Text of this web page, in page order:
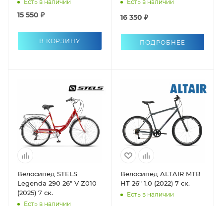
Есть в наличии
15 550 ₽
В КОРЗИНУ
Есть в наличии
16 350 ₽
ПОДРОБНЕЕ
Велосипед STELS
Legenda 290 26" V Z010
(2025) 7 ск.
Есть в наличии
Велосипед ALTAIR MTB
HT 26" 1.0 (2022) 7 ск.
Есть в наличии